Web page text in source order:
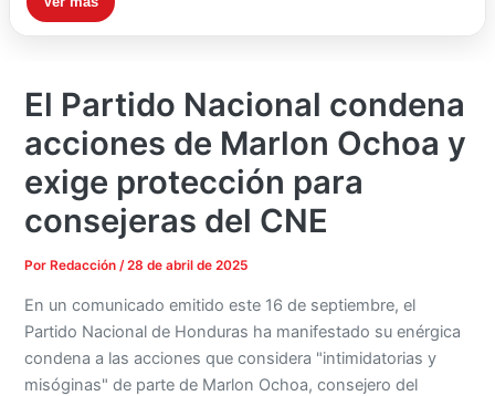
El Partido Nacional condena
acciones de Marlon Ochoa y
exige protección para
consejeras del CNE
Por Redacción/28 de abril de 2025
En un comunicado emitido este 16 de septiembre, el
Partido Nacional de Honduras ha manifestado su enérgica
condena a las acciones que considera "intimidatorias y
misóginas" de parte de Marlon Ochoa, consejero del